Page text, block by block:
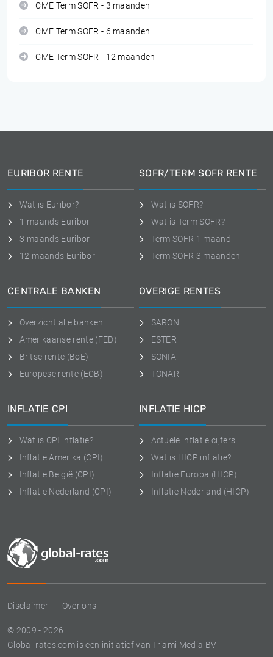
CME Term SOFR - 3 maanden
CME Term SOFR - 6 maanden
CME Term SOFR - 12 maanden
Disclaimer Over ons
© 2009 - 2026
Global-rates.com is een initiatief van Triami Media BV
EURIBOR RENTE
Wat is Euribor?
1-maands Euribor
3-maands Euribor
12-maands Euribor
SOFR/TERM SOFR RENTE
Wat is SOFR?
Wat is Term SOFR?
Term SOFR 1 maand
Term SOFR 3 maanden
CENTRALE BANKEN
Overzicht alle banken
Amerikaanse rente (FED)
Britse rente (BoE)
Europese rente (ECB)
OVERIGE RENTES
SARON
ESTER
SONIA
TONAR
INFLATIE CPI
Wat is CPI inflatie?
Inflatie Amerika (CPI)
Inflatie België (CPI)
Inflatie Nederland (CPI)
INFLATIE HICP
Actuele inflatie cijfers
Wat is HICP inflatie?
Inflatie Europa (HICP)
Inflatie Nederland (HICP)